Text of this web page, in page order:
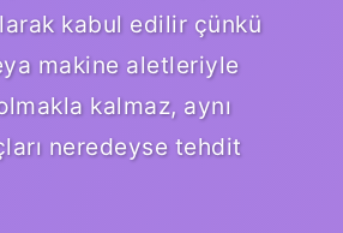
kabul edilir çünkü
makine aletleriyle
kalmaz, aynı
neredeyse tehdit